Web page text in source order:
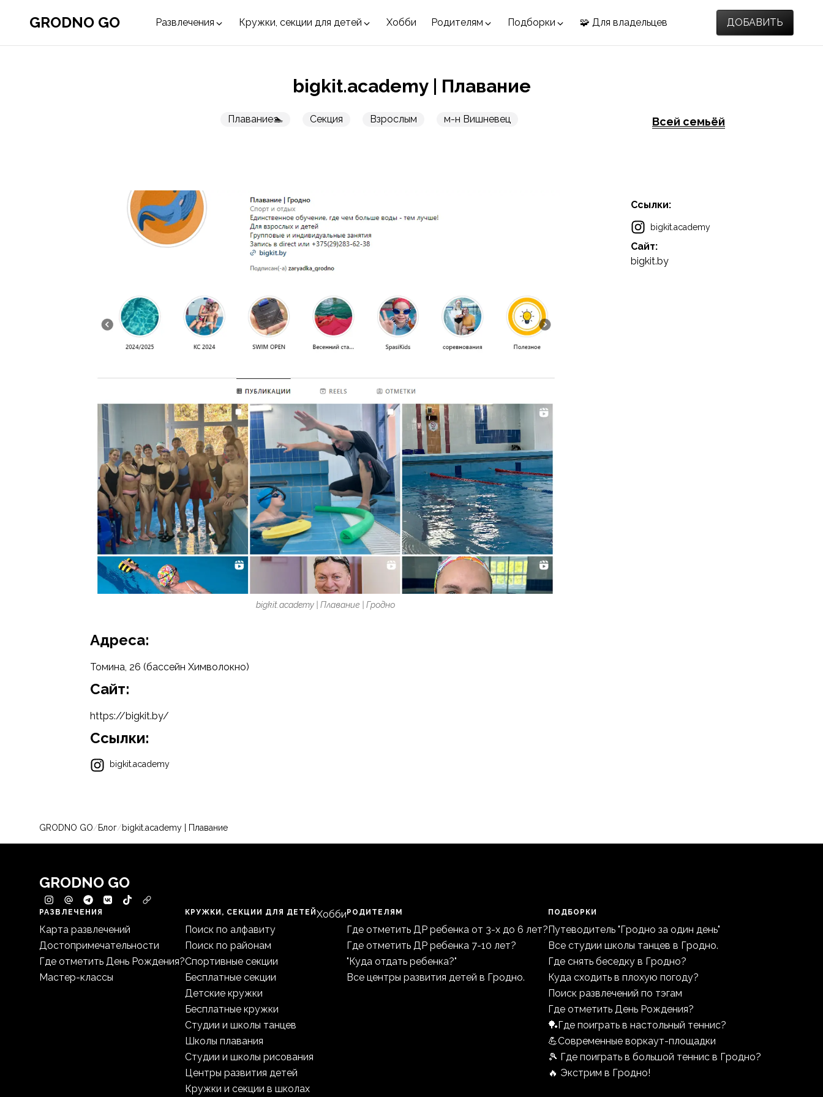
GRODNO GO Развлечения Кружки, секции для детей Хобби Родителям Подборки 🧩 Для владельцев ДОБАВИТЬ
bigkit.academy | Плавание
Плавание🏊 Секция Взрослым м-н Вишневец Всей семьёй
Ссылки:
bigkit.academy
Сайт:
bigkit.by
bigkit.academy | Плавание | Гродно
Адреса:
Томина, 26 (бассейн Химволокно)
Cайт:
https://bigkit.by/
Ссылки:
bigkit.academy
GRODNO GO/Блог/bigkit.academy | Плавание
GRODNO GO
РАЗВЛЕЧЕНИЯ
Карта развлечений
Достопримечательности
Где отметить День Рождения?
Мастер-классы
КРУЖКИ, СЕКЦИИ ДЛЯ ДЕТЕЙ
Поиск по алфавиту
Поиск по районам
Спортивные секции
Бесплатные секции
Детские кружки
Бесплатные кружки
Студии и школы танцев
Школы плавания
Студии и школы рисования
Центры развития детей
Кружки и секции в школах
ХоббиРОДИТЕЛЯМ
Где отметить ДР ребенка от 3-х до 6 лет?
Где отметить ДР ребенка 7-10 лет?
"Куда отдать ребенка?"
Все центры развития детей в Гродно.
ПОДБОРКИ
Путеводитель "Гродно за один день"
Все студии школы танцев в Гродно.
Где снять беседку в Гродно?
Куда сходить в плохую погоду?
Поиск развлечений по тэгам
Где отметить День Рождения?
🏓Где поиграть в настольный теннис?
💪Современные воркаут-площадки
🎾 Где поиграть в большой теннис в Гродно?
🔥 Экстрим в Гродно!